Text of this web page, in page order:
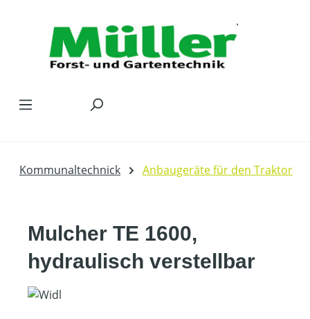
Kommunaltechnick Anbaugeräte für den Traktor
Mulcher TE 1600,
hydraulisch verstellbar